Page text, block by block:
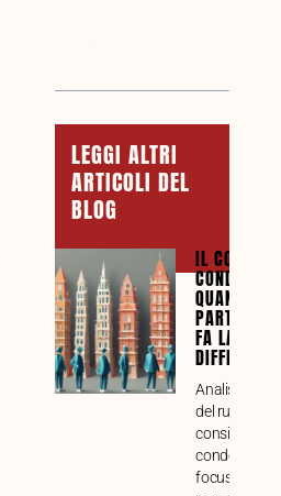
LEGGI ALTRI
ARTICOLI DEL
BLOG
IL
QUANDO LA
FA LA
Analisi
del ruolo del
consiglio
focus su